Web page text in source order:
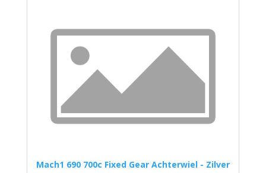
Mach1 690 700c Fixed Gear Achterwiel - Zilver